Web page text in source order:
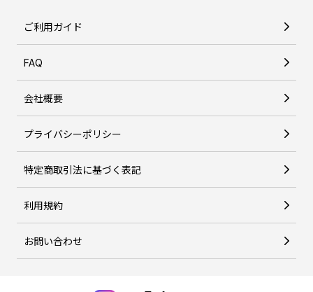
ご利用ガイド
FAQ
会社概要
プライバシーポリシー
特定商取引法に基づく表記
利用規約
お問い合わせ